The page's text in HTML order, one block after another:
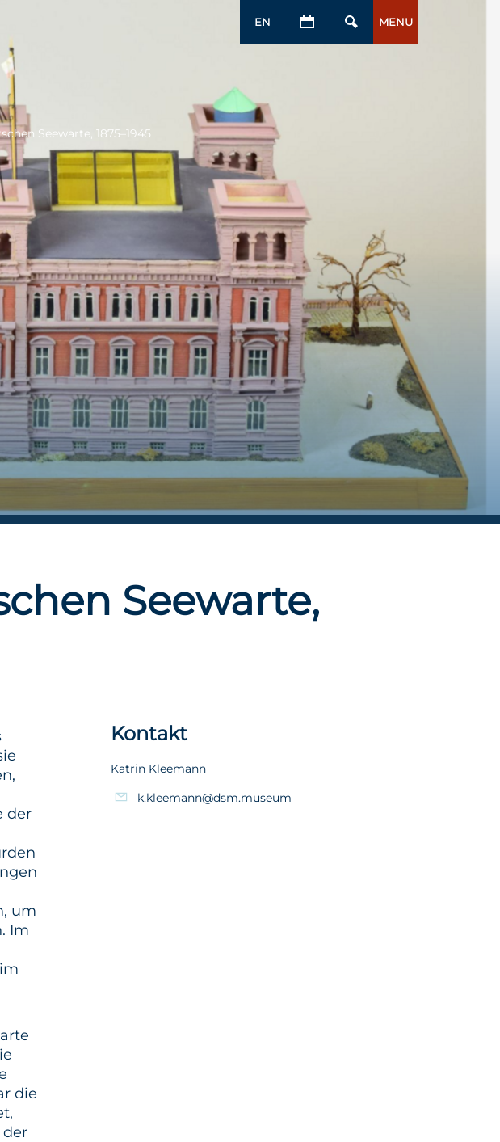
EN MENU
Seewarte, 1875–1945
Seewarte,
der
um
Im
die
der
Kontakt
Katrin Kleemann
k.kleemann@dsm.museum